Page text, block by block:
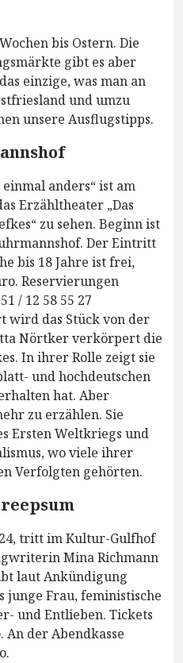
bis Ostern. Die
gibt es aber
einzige, was man an
und umzu
unsere Ausflugstipps.
anders“ ist am
Erzähltheater „Das
zu sehen. Beginn ist
Der Eintritt
bis 18 Jahre ist frei,
Reservierungen
/ 12 58 55 27
wird das Stück von der
Nörtker verkörpert die
In ihrer Rolle zeigt sie
und hochdeutschen
hat. Aber
zu erzählen. Sie
Ersten Weltkriegs und
wo viele ihrer
Verfolgten gehörten.
tritt im Kultur-Gulfhof
Mina Richmann
laut Ankündigung
junge Frau, feministische
und Entlieben. Tickets
An der Abendkasse